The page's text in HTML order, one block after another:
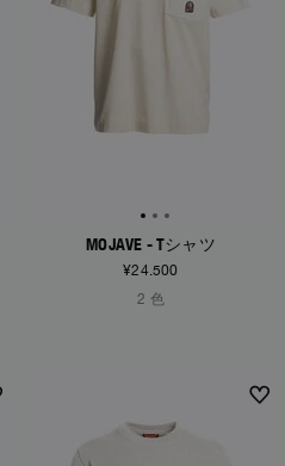
MOJAVE - Tシャツ
¥24.500
2 色